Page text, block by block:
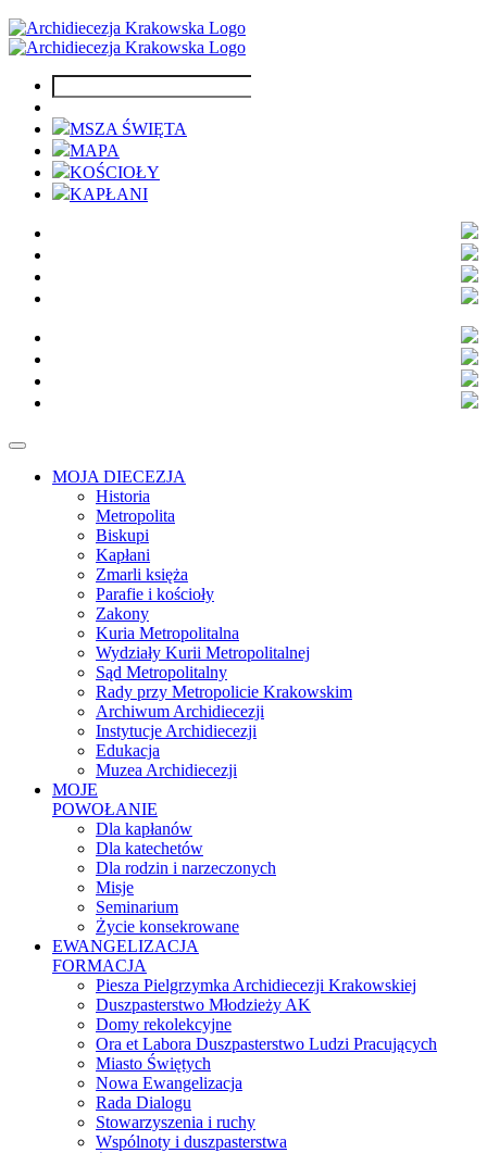
MSZA ŚWIĘTA
MAPA
KOŚCIOŁY
KAPŁANI
MOJA DIECEZJA
Historia
Metropolita
Biskupi
Kapłani
Zmarli księża
Parafie i kościoły
Zakony
Kuria Metropolitalna
Wydziały Kurii Metropolitalnej
Sąd Metropolitalny
Rady przy Metropolicie Krakowskim
Archiwum Archidiecezji
Instytucje Archidiecezji
Edukacja
Muzea Archidiecezji
MOJE
POWOŁANIE
Dla kapłanów
Dla katechetów
Dla rodzin i narzeczonych
Misje
Seminarium
Życie konsekrowane
EWANGELIZACJA
FORMACJA
Piesza Pielgrzymka Archidiecezji Krakowskiej
Duszpasterstwo Młodzieży AK
Domy rekolekcyjne
Ora et Labora Duszpasterstwo Ludzi Pracujących
Miasto Świętych
Nowa Ewangelizacja
Rada Dialogu
Stowarzyszenia i ruchy
Wspólnoty i duszpasterstwa